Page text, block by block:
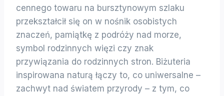
cennego towaru na bursztynowym szlaku
przekształcił się on w nośnik osobistych
znaczeń, pamiątkę z podróży nad morze,
symbol rodzinnych więzi czy znak
przywiązania do rodzinnych stron. Biżuteria
inspirowana naturą łączy to, co uniwersalne –
zachwyt nad światem przyrody – z tym, co